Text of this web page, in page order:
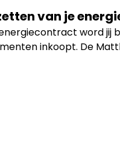
van je
word jij
inkoopt. De